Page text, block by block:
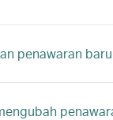
penawaran